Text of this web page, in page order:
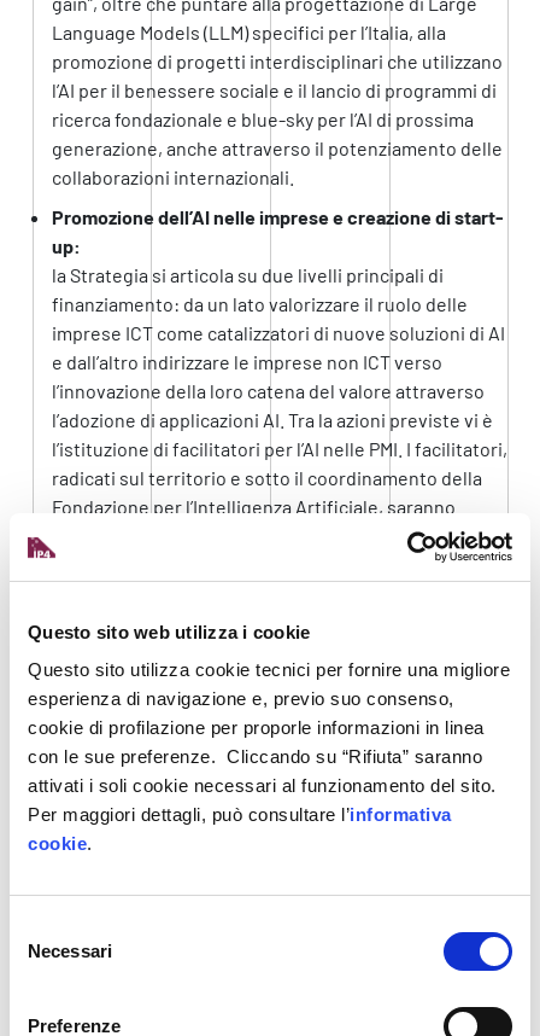
Questo sito web utilizza i cookie
Questo sito utilizza cookie tecnici per fornire una migliore
esperienza di navigazione e, previo suo consenso,
cookie di profilazione per proporle informazioni in linea
con le sue preferenze. Cliccando su “Rifiuta” saranno
attivati i soli cookie necessari al funzionamento del sito.
Per maggiori dettagli, può consultare l’informativa
cookie.
delNecessari
Preferenze
Language Models (LLM) specifici per l’Italia, alla
promozione di progetti interdisciplinari che utilizzano
l’AI per il benessere sociale e il lancio di programmi di
ricerca fondazionale e blue-sky per l’AI di prossima
generazione, anche attraverso il potenziamento delle
collaborazioni internazionali.
Promozione dell’AI nelle imprese e creazione di start-
up:
la Strategia si articola su due livelli principali di
finanziamento: da un lato valorizzare il ruolo delle
imprese ICT come catalizzatori di nuove soluzioni di AI
e dall’altro indirizzare le imprese non ICT verso
l’innovazione della loro catena del valore attraverso
l’adozione di applicazioni AI. Tra la azioni previste vi è
l’istituzione di facilitatori per l’AI nelle PMI. I facilitatori,
radicati sul territorio e sotto il coordinamento della
Fondazione per l’Intelligenza Artificiale, saranno
responsabili della promozione di soluzioni e dello
sviluppo di applicazioni di AI in vari settori verticali
l’abbigliamento, il turismo, il settore chimico e
2026 prevede anche la creazione di laboratori
tematici in AI applicata per coinvolgere imprese e
università in progetti di ricerca congiunti. I laboratori,
focalizzati su livelli avanzati di maturità tecnologica,
svilupperanno ricerca applicata esplorativa,
abiliteranno soluzioni in chiave di filiera e
rappresenteranno un ponte tra le imprese, le
strategia per le imprese è lo sviluppo di start-up nel
finanziamento, defiscalizzando e supportando le